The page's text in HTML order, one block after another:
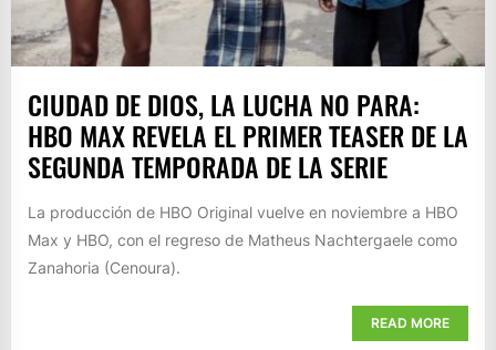
CIUDAD DE DIOS, LA LUCHA NO PARA:
HBO MAX REVELA EL PRIMER TEASER DE LA
SEGUNDA TEMPORADA DE LA SERIE
La producción de HBO Original vuelve en noviembre a HBO
Max y HBO, con el regreso de Matheus Nachtergaele como
Zanahoria (Cenoura).
READ MORE